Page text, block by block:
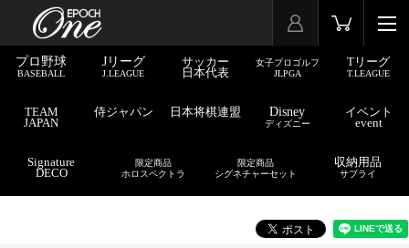
プロ野球
BASEBALL
Jリーグ
J.LEAGUE
サッカー
日本代表
女子プロゴルフ
JLPGA
Tリーグ
T.LEAGUE
TEAM
JAPAN
侍ジャパン 日本将棋連盟 Disney
ディズニー
イベント
event
Signature
DECO
限定商品
ホロスペクトラ
限定商品
シグネチャーセット
収納用品
サプライ